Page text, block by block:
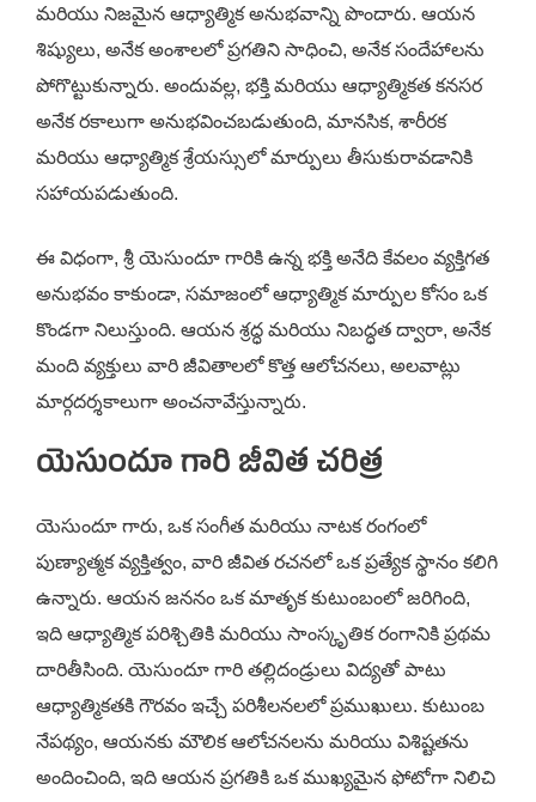
మరియు నిజమైన ఆధ్యాత్మిక అనుభవాన్ని పొందారు. ఆయన
శిష్యులు, అనేక అంశాలలో ప్రగతిని సాధించి, అనేక సందేహాలను
పోగొట్టుకున్నారు. అందువల్ల, భక్తి మరియు ఆధ్యాత్మికత కనసర
అనేక రకాలుగా అనుభవించబడుతుంది, మానసిక, శారీరక
మరియు ఆధ్యాత్మిక శ్రేయస్సులో మార్పులు తీసుకురావడానికి
సహాయపడుతుంది.
ఈ విధంగా, శ్రీ యెసుందూ గారికి ఉన్న భక్తి అనేది కేవలం వ్యక్తిగత
అనుభవం కాకుండా, సమాజంలో ఆధ్యాత్మిక మార్పుల కోసం ఒక
కొండగా నిలుస్తుంది. ఆయన శ్రద్ధ మరియు నిబద్ధత ద్వారా, అనేక
మంది వ్యక్తులు వారి జీవితాలలో కొత్త ఆలోచనలు, అలవాట్లు
మార్గదర్శకాలుగా అంచనావేస్తున్నారు.
యెసుందూ గారి జీవిత చరిత్ర
యెసుందూ గారు, ఒక సంగీత మరియు నాటక రంగంలో
పుణ్యాత్మక వ్యక్తిత్వం, వారి జీవిత రచనలో ఒక ప్రత్యేక స్థానం కలిగి
ఉన్నారు. ఆయన జననం ఒక మాతృక కుటుంబంలో జరిగింది,
ఇది ఆధ్యాత్మిక పరిశ్చితికి మరియు సాంస్కృతిక రంగానికి ప్రథమ
దారితీసింది. యెసుందూ గారి తల్లిదండ్రులు విద్యతో పాటు
ఆధ్యాత్మికతకి గౌర‌వం ఇచ్చే పరిశీలనలలో ప్రముఖులు. కుటుంబ
నేపథ్యం, ఆయనకు మౌలిక ఆలోచనలను మరియు విశిష్టతను
అందించింది, ఇది ఆయన ప్రగతికి ఒక ముఖ్యమైన ఫోటోగా నిలిచి